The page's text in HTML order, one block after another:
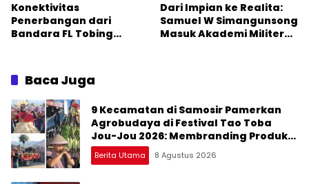
Konektivitas
Penerbangan dari
Bandara FL Tobing
DPR RI Muhammad Lokot
Nasution
Dari Impian ke Realita:
Samuel W Simangunsong
Masuk Akademi Militer
Baca Juga
9 Kecamatan di Samosir Pamerkan
Agrobudaya di Festival Tao Toba
Jou-Jou 2026: Membranding Produk
Lokal agar Terkenal
Berita Utama 8 Agustus 2026